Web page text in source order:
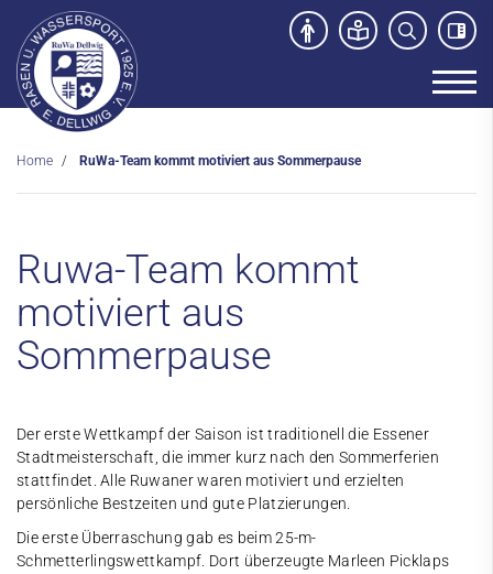
Home RuWa-Team kommt motiviert aus Sommerpause
Ruwa-Team kommt
motiviert aus
Sommerpause
Der erste Wettkampf der Saison ist traditionell die Essener
Stadtmeisterschaft, die immer kurz nach den Sommerferien
stattfindet. Alle Ruwaner waren motiviert und erzielten
persönliche Bestzeiten und gute Platzierungen.
Die erste Überraschung gab es beim 25-m-
Schmetterlingswettkampf. Dort überzeugte Marleen Picklaps
Sport- und Kursangebot
Freibad
Kontakt